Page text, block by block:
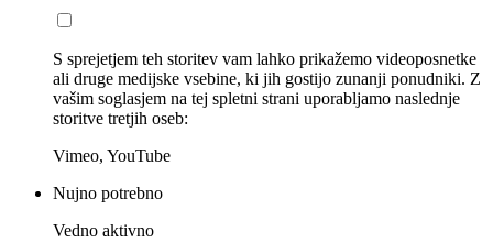
S sprejetjem teh storitev vam lahko prikažemo videoposnetke
ali druge medijske vsebine, ki jih gostijo zunanji ponudniki. Z
vašim soglasjem na tej spletni strani uporabljamo naslednje
storitve tretjih oseb:
Vimeo, YouTube
Nujno potrebno
Vedno aktivno